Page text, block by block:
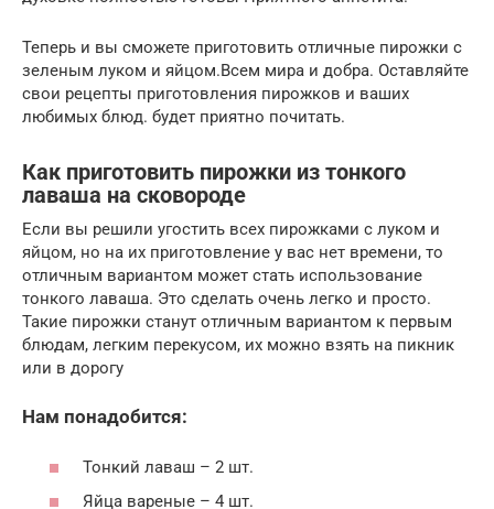
Теперь и вы сможете приготовить отличные пирожки с
зеленым луком и яйцом.Всем мира и добра. Оставляйте
свои рецепты приготовления пирожков и ваших
любимых блюд. будет приятно почитать.
Как приготовить пирожки из тонкого
лаваша на сковороде
Если вы решили угостить всех пирожками с луком и
яйцом, но на их приготовление у вас нет времени, то
отличным вариантом может стать использование
тонкого лаваша. Это сделать очень легко и просто.
Такие пирожки станут отличным вариантом к первым
блюдам, легким перекусом, их можно взять на пикник
или в дорогу
Нам понадобится:
Тонкий лаваш – 2 шт.
Яйца вареные – 4 шт.